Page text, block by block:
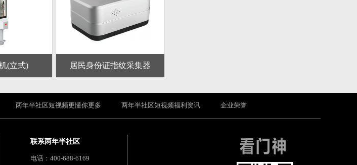
(立式) 居民身份证指纹采集器
两年半社区短视频更懂你更多 两年半社区短视频福利资讯 企业荣誉
联系两年半社区
电话：400-688-6169